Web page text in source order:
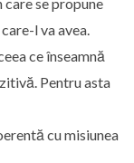
l va avea.
ce înseamnă
Pentru asta
cu misiunea